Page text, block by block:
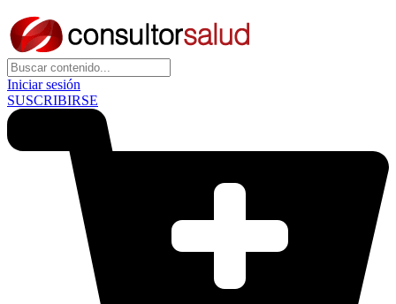
Iniciar sesión
SUSCRIBIRSE